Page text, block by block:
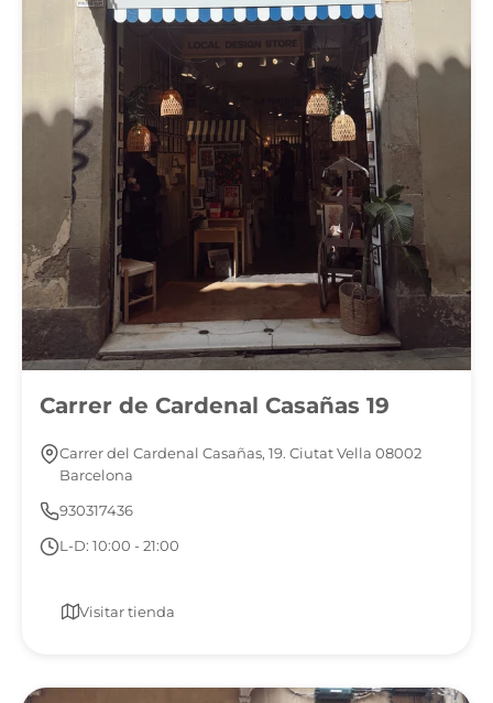
Carrer de Cardenal Casañas 19
Carrer del Cardenal Casañas, 19. Ciutat Vella 08002
Barcelona
930317436
L-D: 10:00 - 21:00
Visitar tienda